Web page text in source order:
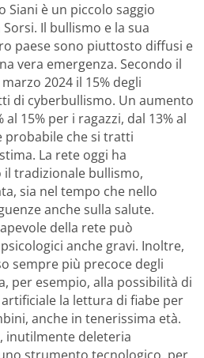
Siani è un piccolo saggio
Il bullismo e la sua
paese sono piuttosto diffusi e
vera emergenza. Secondo il
2024 il 15% degli
di cyberbullismo. Un aumento
15% per i ragazzi, dal 13% al
probabile che si tratti
La rete oggi ha
tradizionale bullismo,
sia nel tempo che nello
anche sulla salute.
della rete può
anche gravi. Inoltre,
sempre più precoce degli
per esempio, alla possibilità di
artificiale la lettura di fiabe per
anche in tenerissima età.
inutilmente deleteria